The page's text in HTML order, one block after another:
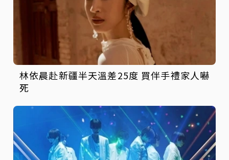
林依晨赴新疆半天溫差25度 買伴手禮家人嚇
死